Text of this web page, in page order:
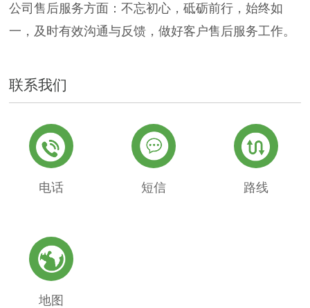
公司售后服务方面：不忘初心，砥砺前行，始终如
一，及时有效沟通与反馈，做好客户售后服务工作。
联系我们
电话 短信 路线
地图